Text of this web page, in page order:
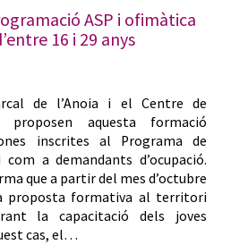
ASP i ofimàtica
16 i 29 anys
de l’Anoia i el Centre de
proposen aquesta formació
inscrites al Programa de
a demandants d’ocupació.
que a partir del mes d’octubre
proposta formativa al territori
la capacitació dels joves
cas, el…